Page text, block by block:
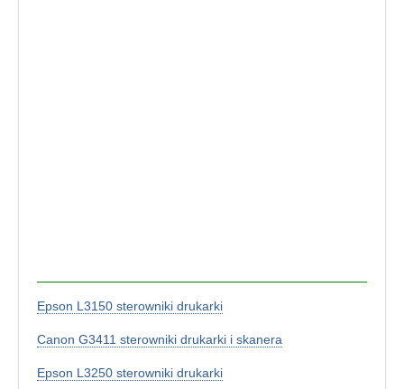
Epson L3150 sterowniki drukarki
Canon G3411 sterowniki drukarki i skanera
Epson L3250 sterowniki drukarki